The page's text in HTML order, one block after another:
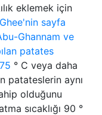
eklemek için
sayfa
Ghannam ve
patates
° C veya daha
patateslerin aynı
olduğunu
sıcaklığı 90 °